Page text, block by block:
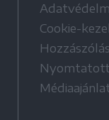
Cookie-
Nyomtatott